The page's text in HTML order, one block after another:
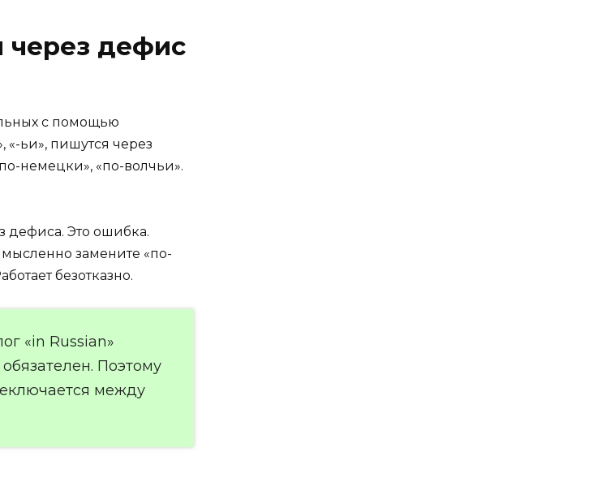
через дефис
с помощью
«-ьи», пишутся через
немецки», «по-волчьи».
дефиса. Это ошибка.
замените «по-
безотказно.
«in Russian»
Поэтому
между